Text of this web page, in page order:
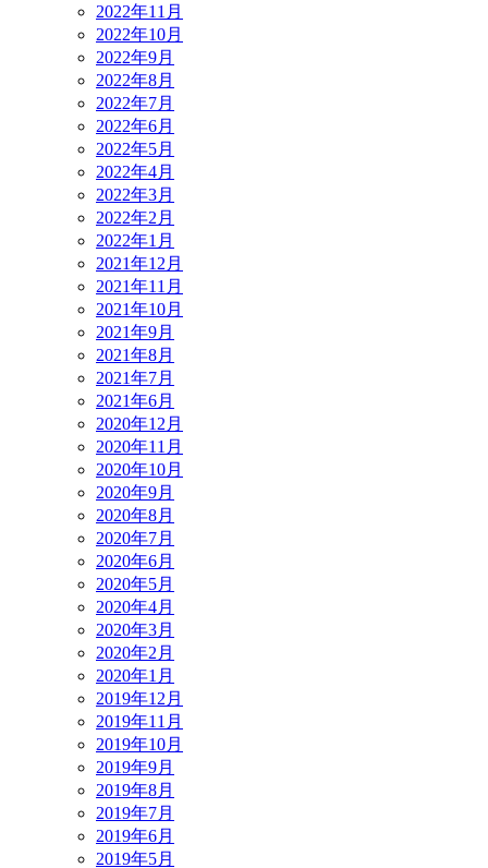
2022年11月
2022年10月
2022年9月
2022年8月
2022年7月
2022年6月
2022年5月
2022年4月
2022年3月
2022年2月
2022年1月
2021年12月
2021年11月
2021年10月
2021年9月
2021年8月
2021年7月
2021年6月
2020年12月
2020年11月
2020年10月
2020年9月
2020年8月
2020年7月
2020年6月
2020年5月
2020年4月
2020年3月
2020年2月
2020年1月
2019年12月
2019年11月
2019年10月
2019年9月
2019年8月
2019年7月
2019年6月
2019年5月